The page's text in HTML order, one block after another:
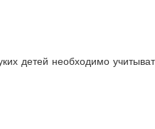
детей необходимо